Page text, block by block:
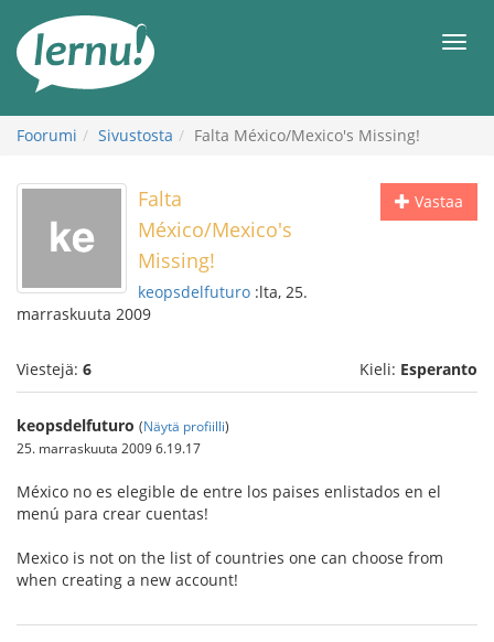
sisältöön
Foorumi Sivustosta Falta México/Mexico's Missing!
Vastaa
Falta
México/Mexico's
Missing!
keopsdelfuturo :lta, 25.
marraskuuta 2009
Viestejä: 6 Kieli: Esperanto
keopsdelfuturo (Näytä profiilli)
25. marraskuuta 2009 6.19.17
México no es elegible de entre los paises enlistados en el
menú para crear cuentas!
Mexico is not on the list of countries one can choose from
when creating a new account!